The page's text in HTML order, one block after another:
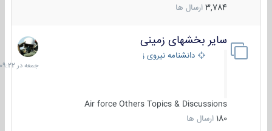
3,784 ارسال ها
سایر بخشهای زمینی
دانشنامه نیروی زمینی
Air force Others Topics & Discussions
180 ارسال ها
جمعه
در
09:22